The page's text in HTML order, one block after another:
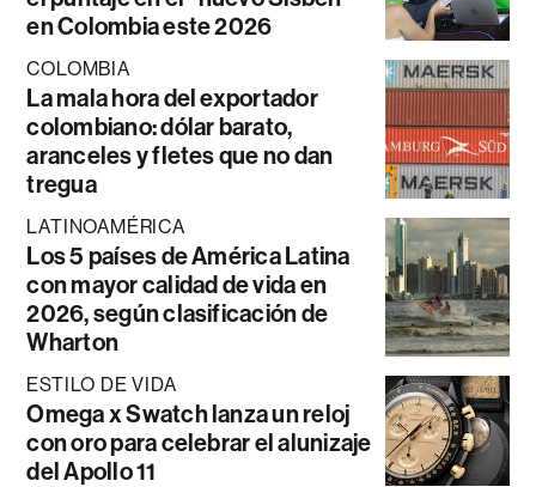
en Colombia este 2026
COLOMBIA
La mala hora del exportador
colombiano: dólar barato,
aranceles y fletes que no dan
tregua
LATINOAMÉRICA
Los 5 países de América Latina
con mayor calidad de vida en
2026, según clasificación de
Wharton
ESTILO DE VIDA
Omega x Swatch lanza un reloj
con oro para celebrar el alunizaje
del Apollo 11